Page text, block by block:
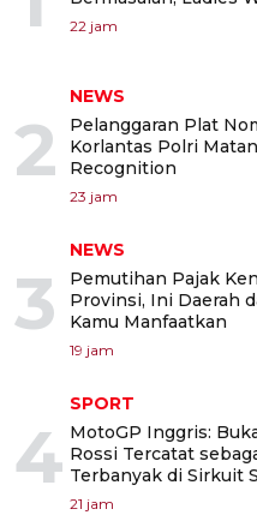
22 jam
2
NEWS
Pelanggaran Plat
Korlantas Polri
Recognition
23 jam
3
NEWS
Pemutihan Pajak
Provinsi, Ini Daerah
Kamu Manfaatkan
19 jam
4
SPORT
MotoGP Inggris:
Rossi Tercatat
Terbanyak di Sirkuit
21 jam